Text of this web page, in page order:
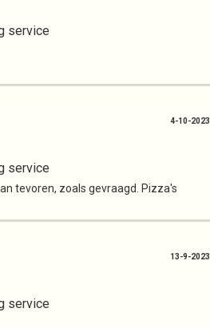
service
service
tevoren, zoals gevraagd. Pizza's
4-10-2023
service
13-9-2023